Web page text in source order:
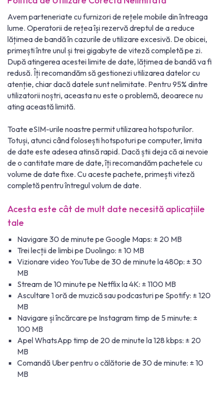
Avem parteneriate cu furnizori de rețele mobile din întreaga
lume. Operatorii de rețea își rezervă dreptul de a reduce
lățimea de bandă în cazurile de utilizare excesivă. De obicei,
primești între unul și trei gigabyte de viteză completă pe zi.
După atingerea acestei limite de date, lățimea de bandă va fi
redusă. Îți recomandăm să gestionezi utilizarea datelor cu
atenție, chiar dacă datele sunt nelimitate. Pentru 95% dintre
utilizatorii noștri, aceasta nu este o problemă, deoarece nu
ating această limită.
Toate eSIM-urile noastre permit utilizarea hotspoturilor.
Totuși, atunci când folosești hotspoturi pe computer, limita
de date este adesea atinsă rapid. Dacă știi deja că ai nevoie
de o cantitate mare de date, îți recomandăm pachetele cu
volume de date fixe. Cu aceste pachete, primești viteză
completă pentru întregul volum de date.
Acesta este cât de mult date necesită aplicațiile
tale
Navigare 30 de minute pe Google Maps: ± 20 MB
Trei lecții de limbi pe Duolingo: ± 10 MB
Vizionare video YouTube de 30 de minute la 480p: ± 30
MB
Stream de 10 minute pe Netflix la 4K: ± 1100 MB
Ascultare 1 oră de muzică sau podcasturi pe Spotify: ± 120
MB
Navigare și încărcare pe Instagram timp de 5 minute: ±
100 MB
Apel WhatsApp timp de 20 de minute la 128 kbps: ± 20
MB
Comandă Uber pentru o călătorie de 30 de minute: ± 10
MB